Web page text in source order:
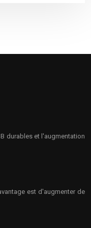
durables et l'augmentation
est d'augmenter de